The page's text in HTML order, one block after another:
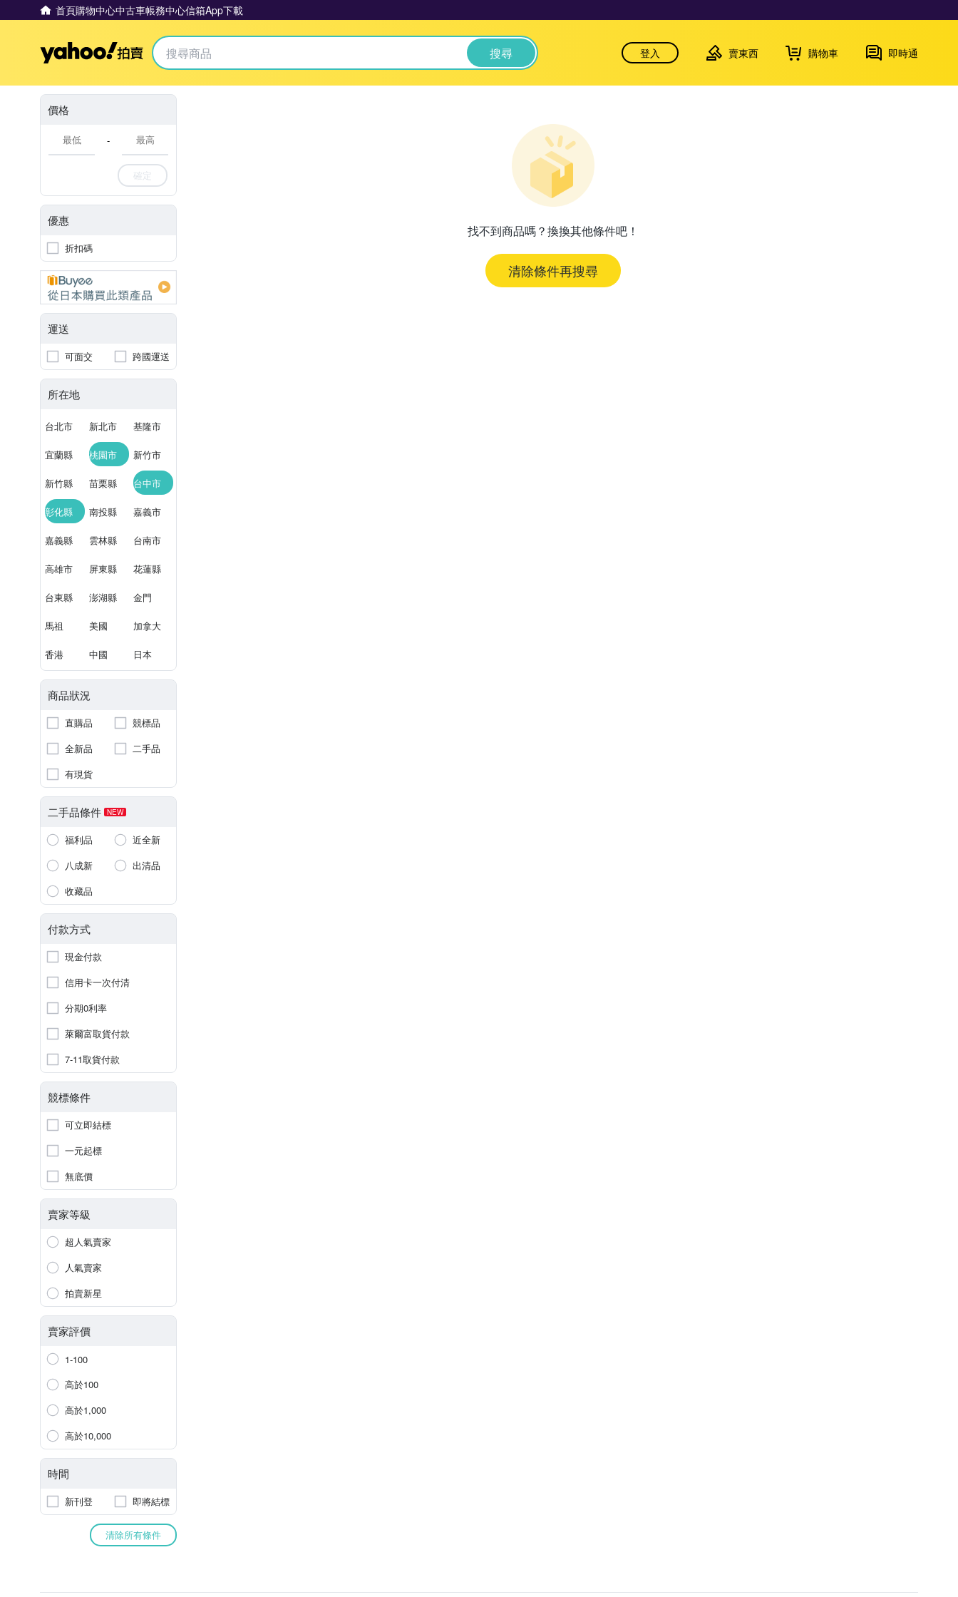
首頁購物中心中古車帳務中心信箱App下載
Yahoo拍賣 搜尋 登入 賣東西 購物車 即時通
價格
-
確定
優惠
折扣碼
運送
可面交 跨國運送
所在地
台北市 新北市 基隆市
宜蘭縣 桃園市 新竹市
新竹縣 苗栗縣 台中市
彰化縣 南投縣 嘉義市
嘉義縣 雲林縣 台南市
高雄市 屏東縣 花蓮縣
台東縣 澎湖縣 金門
馬祖 美國 加拿大
香港 中國 日本
商品狀況
直購品
競標品
全新品
二手品
有現貨
二手品條件 NEW
福利品
近全新
八成新
出清品
收藏品
付款方式
現金付款
信用卡一次付清
分期0利率
萊爾富取貨付款
7-11取貨付款
競標條件
可立即結標
一元起標
無底價
賣家等級
超人氣賣家
人氣賣家
拍賣新星
賣家評價
1-100
高於100
高於1,000
高於10,000
時間
新刊登 即將結標
清除所有條件
找不到商品嗎？換換其他條件吧！
清除條件再搜尋